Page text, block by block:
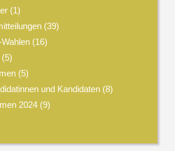
(1)
(39)
(16)
(5)
(5)
und Kandidaten (8)
2024 (9)